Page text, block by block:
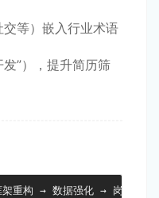
交等）嵌入行业术语
发”），提升简历筛
重构 → 数据强化 → 岗位匹配